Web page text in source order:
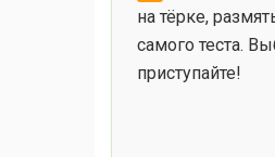
на тёрке,
самого теста.
приступайте!